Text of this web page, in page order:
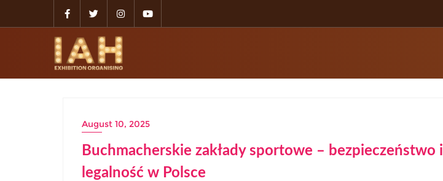
August 10, 2025
Buchmacherskie zakłady sportowe – bezpieczeństwo i
legalność w Polsce